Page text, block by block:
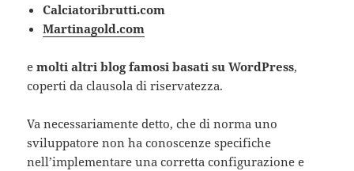
Calciatoribrutti.com
Martinagold.com
emolti altri blog famosi basati su WordPress,
coperti da clausola di riservatezza.
Va necessariamente detto, che di norma uno
sviluppatore non ha conoscenze specifiche
nell’implementare una corretta configurazione e